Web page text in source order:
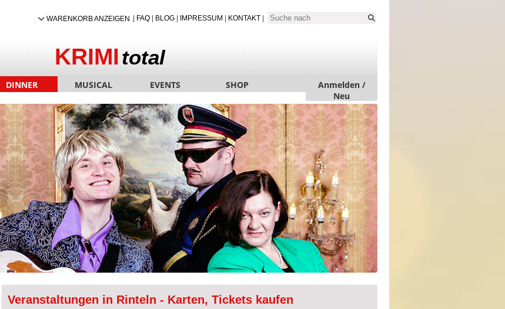
FAQ| BLOG| IMPRESSUM KONTAKT|
WARENKORB ANZEIGEN
KRIMItotal
DINNER MUSICAL EVENTS SHOP
Anmelden /
Neu
Veranstaltungen in Rinteln - Karten, Tickets kaufen